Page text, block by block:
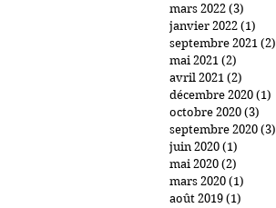
mars 2022 (3)
janvier 2022 (1)
septembre 2021 (2)
mai 2021 (2)
avril 2021 (2)
décembre 2020 (1)
octobre 2020 (3)
septembre 2020 (3)
juin 2020 (1)
mai 2020 (2)
mars 2020 (1)
août 2019 (1)